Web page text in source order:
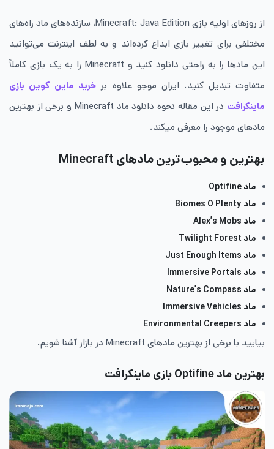
از روزهای اولیه بازی Minecraft: Java Edition، سازنده‌های ماد راه‌های
مختلفی برای تغییر بازی ابداع کرده‌اند و به لطف اینترنت می‌توانید
این مادها را به راحتی دانلود کنید و Minecraft را به یک بازی کاملاً
متفاوت تبدیل کنید. ایران موجو علاوه بر خرید ماین کوین بازی
ماینکرافت
در این مقاله نحوه دانلود ماد Minecraft و برخی از بهترین
مادهای موجود را معرفی میکند.
بهترین و محبوب‌ترین مادهای Minecraft
ماد Optifine
ماد Biomes O Plenty
ماد Alex’s Mobs
ماد Twilight Forest
ماد Just Enough Items
ماد Immersive Portals
ماد Nature’s Compass
ماد Immersive Vehicles
ماد Environmental Creepers
بیایید با برخی از بهترین مادهای Minecraft در بازار آشنا شویم.
بهترین مادOptifine بازی ماینکرافت